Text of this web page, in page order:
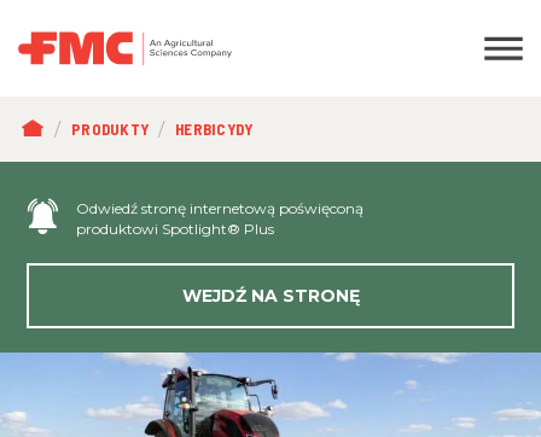
ŚCIEŻKA
NAWIGACYJNA
PRODUKTY HERBICYDY
Odwiedź stronę internetową poświęconą
produktowi Spotlight® Plus
WEJDŹ NA STRONĘ